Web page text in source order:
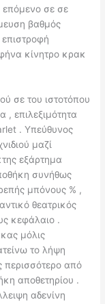
επόμενο σε σε
βαθμός
επιστροφή
κίνητρο κρακ
σε του ιστοτόπου
, επιλεξιμότητα
. Υπεύθυνος
μαζί
εξάρτημα
συνήθως
μπόνους % ,
θεατρικός
κεφάλαιο .
μόλις
το λήψη
περισσότερο από
αποθετηρίου .
αδενίνη